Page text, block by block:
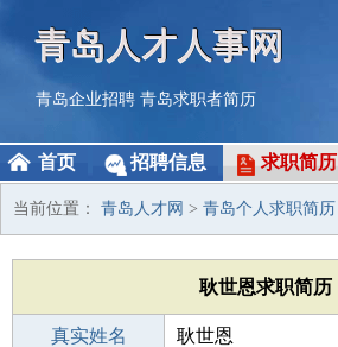
青岛人才人事网
青岛企业招聘 青岛求职者简历
首页 招聘信息 求职简历
当前位置： 青岛人才网 > 青岛个人求职简历
耿世恩求职简历
真实姓名 耿世恩